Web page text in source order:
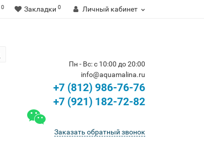
0 Закладки 0 Личный кабинет
Пн - Вс: с 10:00 до 20:00
info@aquamalina.ru
+7 (812) 986-76-76
+7 (921) 182-72-82
Заказать обратный звонок